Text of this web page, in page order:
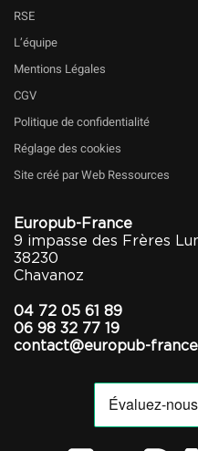
RSE
L’équipe
Mentions Légales
CGV
Politique de confidentialité
Réglage des cookies
Site créé par Web Ressources
Europub-France
9 impasse des Frères
38230
Chavanoz
04 72 05 61 89
06 98 32 77 19
contact@europub-